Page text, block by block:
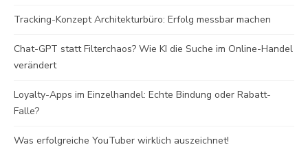
Tracking-Konzept Architekturbüro: Erfolg messbar machen
Chat-GPT statt Filterchaos? Wie KI die Suche im Online-Handel
verändert
Loyalty-Apps im Einzelhandel: Echte Bindung oder Rabatt-
Falle?
Was erfolgreiche YouTuber wirklich auszeichnet!